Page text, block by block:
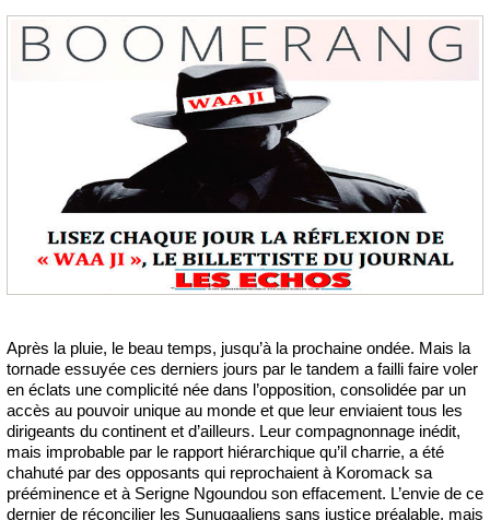
Après la pluie, le beau temps, jusqu’à la prochaine ondée. Mais la
tornade essuyée ces derniers jours par le tandem a failli faire voler
en éclats une complicité née dans l’opposition, consolidée par un
accès au pouvoir unique au monde et que leur enviaient tous les
dirigeants du continent et d’ailleurs. Leur compagnonnage inédit,
mais improbable par le rapport hiérarchique qu’il charrie, a été
chahuté par des opposants qui reprochaient à Koromack sa
prééminence et à Serigne Ngoundou son effacement. L’envie de ce
dernier de réconcilier les Sunugaaliens sans justice préalable, mais